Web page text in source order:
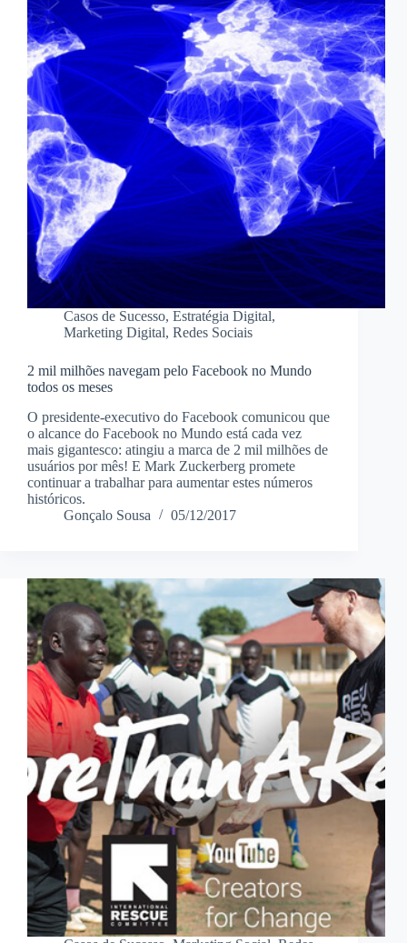
Casos de Sucesso, Estratégia Digital,
Marketing Digital, Redes Sociais
2 mil milhões navegam pelo Facebook no Mundo
todos os meses
O presidente-executivo do Facebook comunicou que
o alcance do Facebook no Mundo está cada vez
mais gigantesco: atingiu a marca de 2 mil milhões de
usuários por mês! E Mark Zuckerberg promete
continuar a trabalhar para aumentar estes números
históricos.
Gonçalo Sousa
05/12/2017